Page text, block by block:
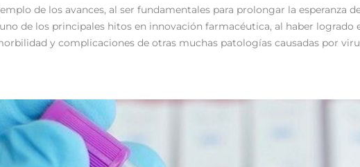
de los avances, al ser fundamentales para prolongar la esperanza
de los principales hitos en innovación farmacéutica, al haber
y complicaciones de otras muchas patologías causadas por